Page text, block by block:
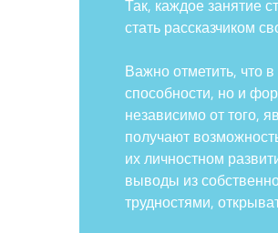
Так, каждое занятие
стать рассказчиком
Важно отметить, что
способности, но и
независимо от того,
получают
их личностном
выводы из
трудностями,